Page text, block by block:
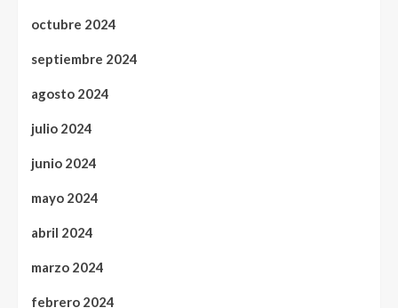
octubre 2024
septiembre 2024
agosto 2024
julio 2024
junio 2024
mayo 2024
abril 2024
marzo 2024
febrero 2024